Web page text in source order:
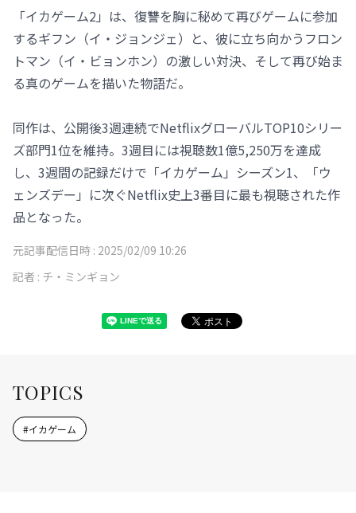
「イカゲーム2」は、復讐を胸に秘めて再びゲームに参加
するギフン（イ・ジョンジェ）と、彼に立ち向かうフロン
トマン（イ・ビョンホン）の激しい対決、そして再び始ま
る真のゲームを描いた物語だ。
同作は、公開後3週連続でNetflixグローバルTOP10シリー
ズ部門1位を維持。3週目には視聴数1億5,250万を達成
し、3週間の記録だけで「イカゲーム」シーズン1、「ウ
ェンズデー」に次ぐNetflix史上3番目に最も視聴された作
品となった。
元記事配信日時 : 2025/02/09 10:26
記者 : チ・ミンギョン
TOPICS
#イカゲーム